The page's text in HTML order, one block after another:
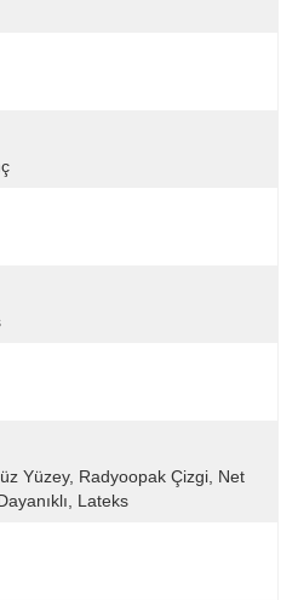
Yüzey, Radyoopak Çizgi, Net
Lateks